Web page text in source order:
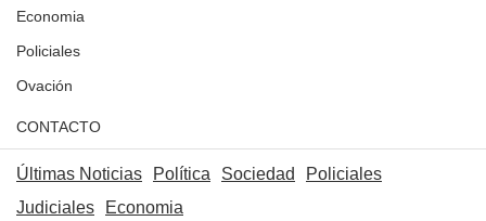
Economia
Policiales
Ovación
CONTACTO
Últimas Noticias Política Sociedad
Policiales
Judiciales
Economia